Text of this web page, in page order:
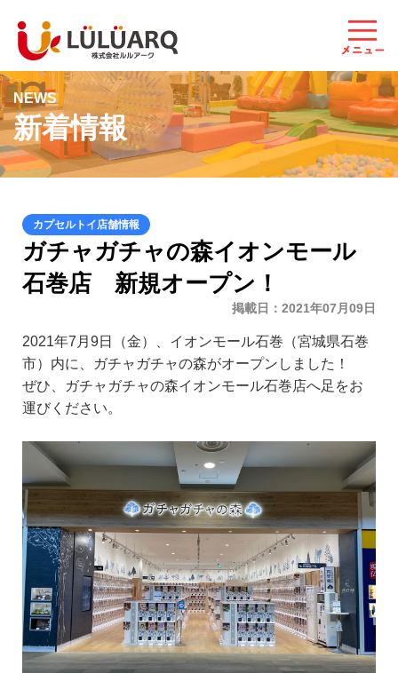
NEWS
新着情報
ガチャガチャの森イオンモール
石巻店 新規オープン！
掲載日 2021年07月09日
2021年7月9日（金）、イオンモール石巻（宮城県石巻
市）内に、ガチャガチャの森がオープンしました！
ぜひ、ガチャガチャの森イオンモール石巻店へ足をお
運びください。